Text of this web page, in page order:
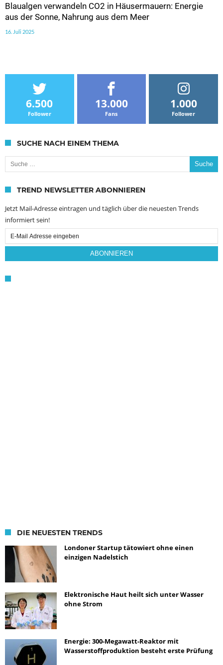
Blaualgen verwandeln CO2 in Häusermauern: Energie
aus der Sonne, Nahrung aus dem Meer
16. Juli 2025
6.500
Follower
13.000
Fans
1.000
Follower
SUCHE NACH EINEM THEMA
Suche nach:
TREND NEWSLETTER ABONNIEREN
Jetzt Mail-Adresse eintragen und täglich über die neuesten Trends
informiert sein!
Email
Subscription
ABONNIEREN
DIE NEUESTEN TRENDS
Londoner Startup tätowiert ohne einen
einzigen Nadelstich
Elektronische Haut heilt sich unter Wasser
ohne Strom
Energie: 300-Megawatt-Reaktor mit
Wasserstoffproduktion besteht erste Prüfung